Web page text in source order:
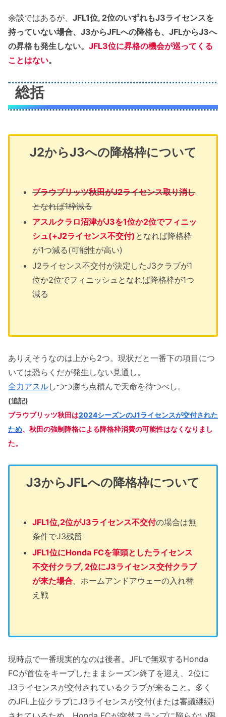
余談ではあるが、 JFL1位, 2位のいずれもJ3ライセンスを
持っていない場合、J3からJFLへの降格も、JFLからJ3へ
の昇格も発生しない。 JFL3位に昇格の機会が巡ってくる
ことはない。
総括
J2からJ3への降格枠について
ブラウブリッツ秋田がJ2ライセンス取り消し
となれば1枠減る
アスルクラロ沼津がJ3を1位か2位でフィニッ
シュ(+J2ライセンス不交付) となれば降格枠
が1つ減る(可能性が高い)
J2ライセンス不交付が決定したJ3クラブが1
位か2位でフィニッシュとなれば降格枠が1つ
減る
ありえそうなのは上から2つ。現状だと一番下の項目につ
いては恐らくだが発生しない見通し。
全力アスルしつつ勝ち点積んで天命を待つべし。
(追記)
ブラウブリッツ秋田は2024シーズンのJ1ライセンスが交付された
ため、秋田の強制降格による降格枠消費の可能性はなくなりまし
た。
J3からJFLへの降格枠について
JFL1位,2位がJ3ライセンス不交付の場合は無
条件でJ3残留
JFL1位にHonda FCを筆頭としたライセンス
不交付クラブ, 2位にJ3ライセンス交付クラブ
が来た場合 、ホームアンドアウェーの入れ替
え戦
現時点で一番現実的なのは後者。JFLで無双するHonda
FCが首位をキープしたままシーズン終了を迎え、2位に
J3ライセンスが交付されているクラブが来ること。多く
のJFL上位クラブにJ3ライセンスが交付(または審議継続)